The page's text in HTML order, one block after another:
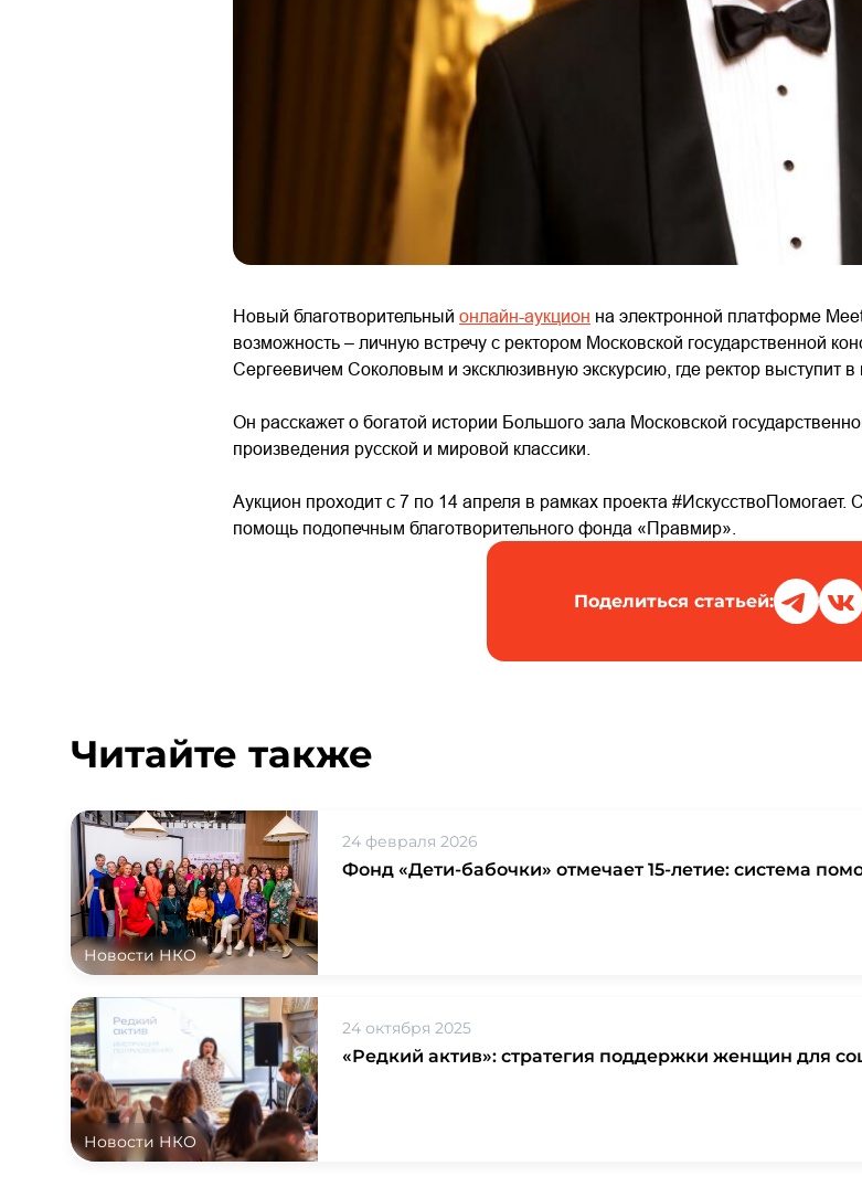
Новый благотворительный онлайн-аукцион на электронной платформе
возможность – личную встречу с ректором Московской государственной
Сергеевичем Соколовым и эксклюзивную экскурсию, где ректор выступит в
Он расскажет о богатой истории Большого зала Московской
произведения русской и мировой классики.
Аукцион проходит с 7 по 14 апреля в рамках проекта
помощь подопечным благотворительного фонда «Правмир».
Поделиться статьей:
Читайте также
Новости НКО
24 февраля 2026
Фонд «Дети-бабочки» отмечает 15-летие: система
Новости НКО
24 октября 2025
«Редкий актив»: стратегия поддержки женщин для